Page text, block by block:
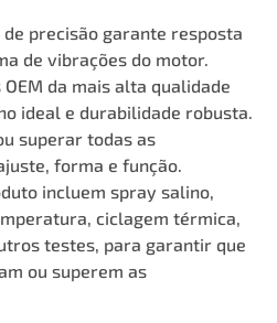
precisão garante resposta
de vibrações do motor.
da mais alta qualidade
ideal e durabilidade robusta.
superar todas as
forma e função.
incluem spray salino,
ciclagem térmica,
testes, para garantir que
ou superem as